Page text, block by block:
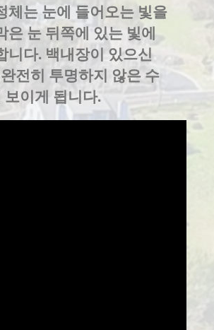
체는 눈에 들어오는 빛을
은 눈 뒤쪽에 있는 빛에
니다. 백내장이 있으신
전히 투명하지 않은 수
이게 됩니다.